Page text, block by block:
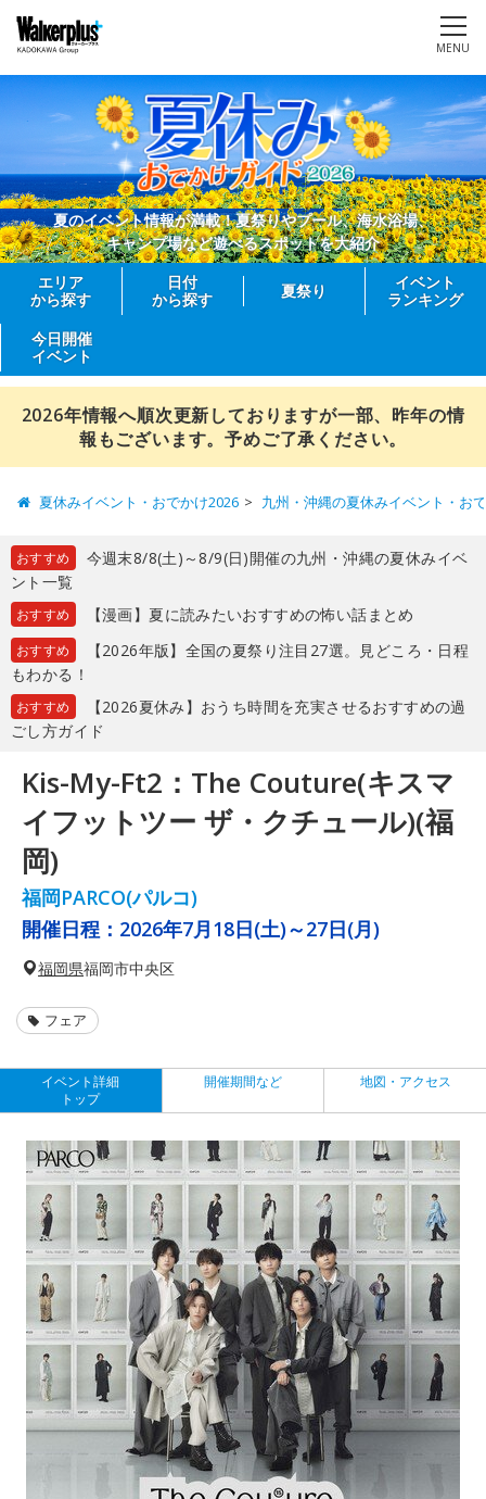
MENU
夏のイベント情報が満載！夏祭りやプール、海水浴場、
キャンプ場など遊べるスポットを大紹介
エリア
から探す
日付
から探す
夏祭り
イベント
ランキング
今日開催
イベント
2026年情報へ順次更新しておりますが一部、昨年の情
報もございます。予めご了承ください。
夏休みイベント・おでかけ2026 九州・沖縄の夏休みイベント・お
おすすめ
今週末8/8(土)～8/9(日)開催の九州・沖縄の夏休みイベ
ント一覧
おすすめ 【漫画】夏に読みたいおすすめの怖い話まとめ
おすすめ
【2026年版】全国の夏祭り注目27選。見どころ・日程
もわかる！
おすすめ
【2026夏休み】おうち時間を充実させるおすすめの過
ごし方ガイド
Kis-My-Ft2：The Couture(キスマ
イフットツー ザ・クチュール)(福
岡)
福岡PARCO(パルコ)
開催日程： 2026年7月18日(土)～27日(月)
福岡県福岡市中央区
フェア
イベント詳細
トップ
開催期間など 地図・アクセス